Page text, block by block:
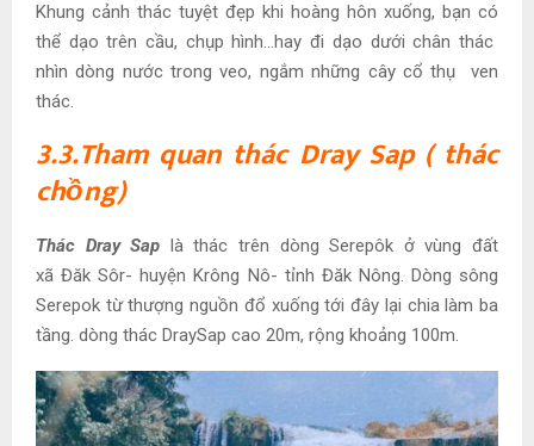
Khung cảnh thác tuyệt đẹp khi hoàng hôn xuống, bạn có
thể dạo trên cầu, chụp hình…hay đi dạo dưới chân thác
nhìn dòng nước trong veo, ngắm những cây cổ thụ ven
thác.
3.3.Tham quan thác Dray Sap ( thác
chồng)
Thác Dray Sap là thác trên dòng Serepôk ở vùng đất
xã Đăk Sôr- huyện Krông Nô- tỉnh Đăk Nông. Dòng sông
Serepok từ thượng nguồn đổ xuống tới đây lại chia làm ba
tầng. dòng thác DraySap cao 20m, rộng khoảng 100m.